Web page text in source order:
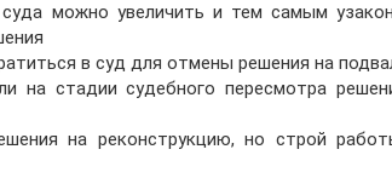
суда можно увеличить и тем самым
в суд для отмены решения на
на стадии судебного пересмотра
на реконструкцию, но строй